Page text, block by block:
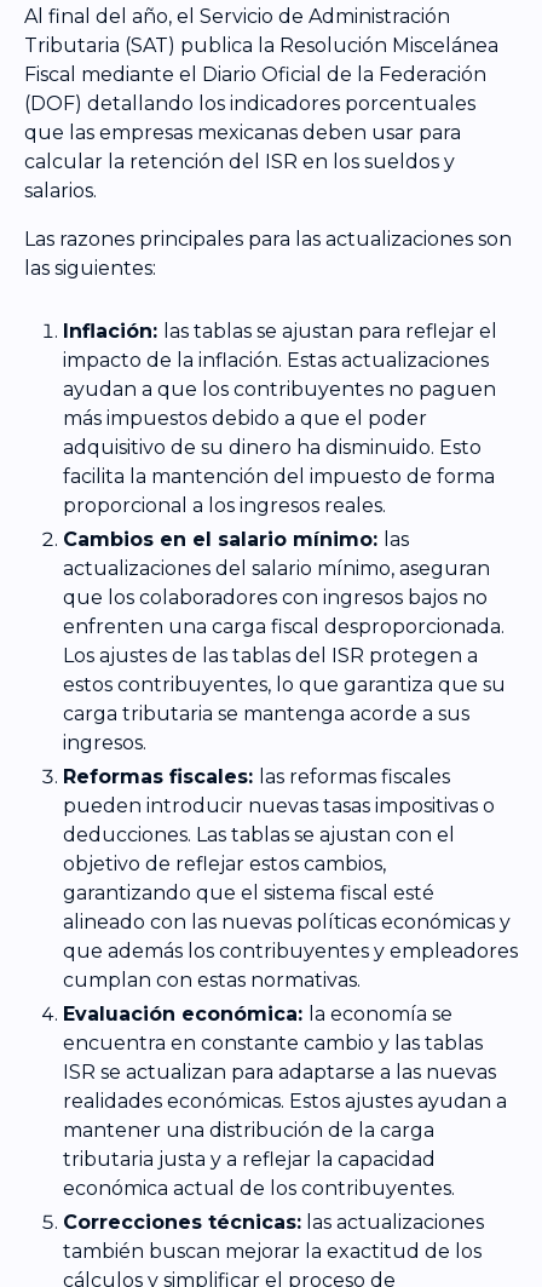
Al final del año, el Servicio de Administración
Tributaria (SAT) publica la Resolución Miscelánea
Fiscal mediante el Diario Oficial de la Federación
(DOF) detallando los indicadores porcentuales
que las empresas mexicanas deben usar para
calcular la retención del ISR en los sueldos y
salarios.
Las razones principales para las actualizaciones son
las siguientes:
Inflación: las tablas se ajustan para reflejar el
impacto de la inflación. Estas actualizaciones
ayudan a que los contribuyentes no paguen
más impuestos debido a que el poder
adquisitivo de su dinero ha disminuido. Esto
facilita la mantención del impuesto de forma
proporcional a los ingresos reales.
Cambios en el salario mínimo: las
actualizaciones del salario mínimo, aseguran
que los colaboradores con ingresos bajos no
enfrenten una carga fiscal desproporcionada.
Los ajustes de las tablas del ISR protegen a
estos contribuyentes, lo que garantiza que su
carga tributaria se mantenga acorde a sus
ingresos.
Reformas fiscales: las reformas fiscales
pueden introducir nuevas tasas impositivas o
deducciones. Las tablas se ajustan con el
objetivo de reflejar estos cambios,
garantizando que el sistema fiscal esté
alineado con las nuevas políticas económicas y
que además los contribuyentes y empleadores
cumplan con estas normativas.
Evaluación económica: la economía se
encuentra en constante cambio y las tablas
ISR se actualizan para adaptarse a las nuevas
realidades económicas. Estos ajustes ayudan a
mantener una distribución de la carga
tributaria justa y a reflejar la capacidad
económica actual de los contribuyentes.
Correcciones técnicas: las actualizaciones
también buscan mejorar la exactitud de los
cálculos y simplificar el proceso de